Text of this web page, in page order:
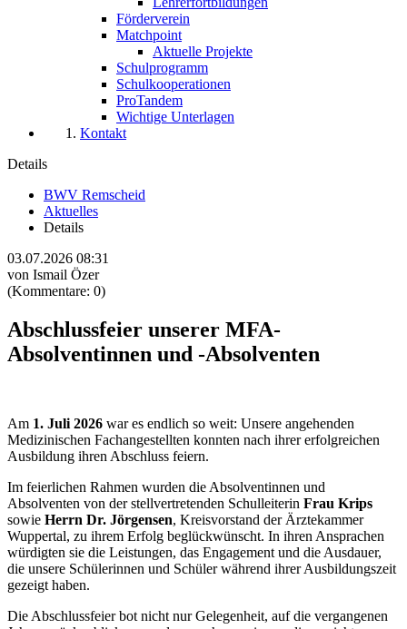
Förderverein
Matchpoint
Aktuelle Projekte
Schulprogramm
Schulkooperationen
ProTandem
Wichtige Unterlagen
Kontakt
Details
BWV Remscheid
Aktuelles
Details
03.07.2026 08:31
von Ismail Özer
(Kommentare: 0)
Abschlussfeier unserer MFA-
Absolventinnen und -Absolventen
Am 1. Juli 2026 war es endlich so weit: Unsere angehenden
Medizinischen Fachangestellten konnten nach ihrer erfolgreichen
Ausbildung ihren Abschluss feiern.
Im feierlichen Rahmen wurden die Absolventinnen und
Absolventen von der stellvertretenden Schulleiterin Frau Krips
sowie Herrn Dr. Jörgensen, Kreisvorstand der Ärztekammer
Wuppertal, zu ihrem Erfolg beglückwünscht. In ihren Ansprachen
würdigten sie die Leistungen, das Engagement und die Ausdauer,
die unsere Schülerinnen und Schüler während ihrer Ausbildungszeit
gezeigt haben.
Die Abschlussfeier bot nicht nur Gelegenheit, auf die vergangenen